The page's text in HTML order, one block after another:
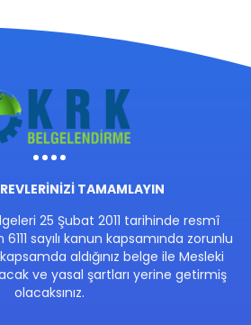
TAMAMLAYIN
25 Şubat 2011 tarihinde resmî
sayılı kanun kapsamında zorunlu
aldığınız belge ile Mesleki
ve yasal şartları yerine getirmiş
olacaksınız.